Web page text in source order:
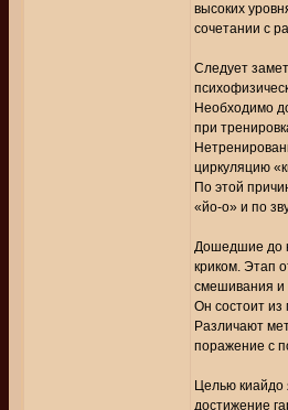
высоких
сочетании с
Следует
Необходимо
при
циркуляцию
По этой
«йо-о» и по
Дошедшие до
криком. Этап
смешивания и
Он состоит из
Различают
поражение с
Целью киайдо
достижение